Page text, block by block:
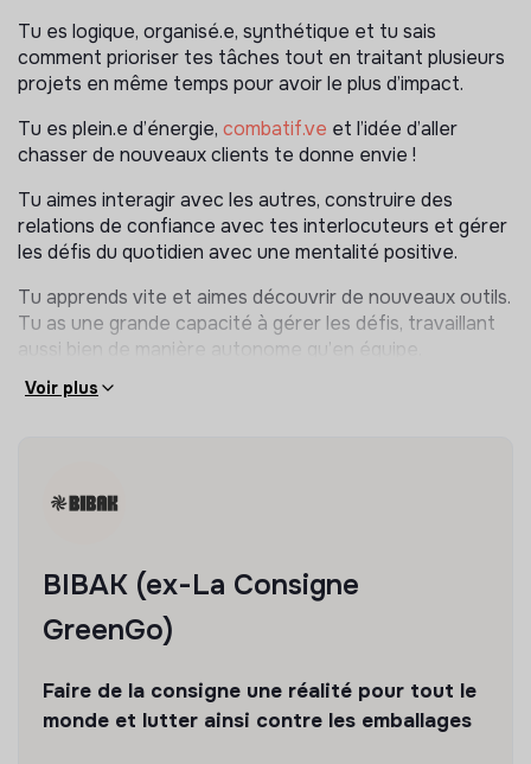
Tu es logique, organisé.e, synthétique et tu sais
comment prioriser tes tâches tout en traitant plusieurs
projets en même temps pour avoir le plus d’impact.
Tu es plein.e d’énergie, combatif.ve et l’idée d’aller
chasser de nouveaux clients te donne envie !
Tu aimes interagir avec les autres, construire des
relations de confiance avec tes interlocuteurs et gérer
les défis du quotidien avec une mentalité positive.
Tu apprends vite et aimes découvrir de nouveaux outils.
Tu as une grande capacité à gérer les défis, travaillant
aussi bien de manière autonome qu’en équipe.
Tu es passionné.e à l’idée de contribuer au
Rejoins l’aventure !
Voir plus
BIBAK (ex-La Consigne
GreenGo)
Faire de la consigne une réalité pour tout le
monde et lutter ainsi contre les emballages